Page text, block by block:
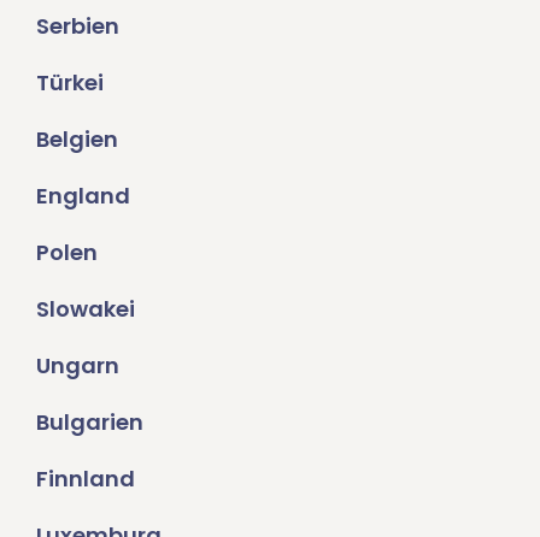
Serbien
Türkei
Belgien
England
Polen
Slowakei
Ungarn
Bulgarien
Finnland